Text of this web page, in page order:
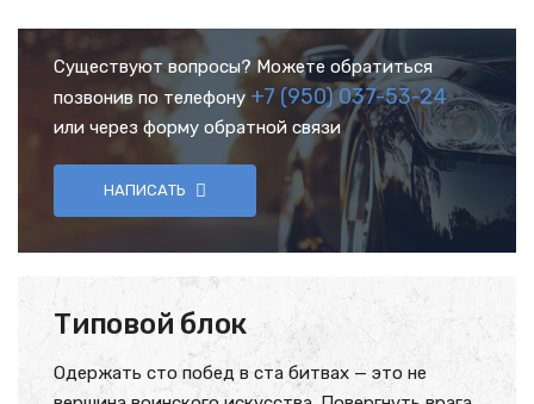
Существуют вопросы? Можете обратиться
позвонив по телефону +7 (950) 037-53-24
или через форму обратной связи
НАПИСАТЬ
Типовой блок
Одержать сто побед в ста битвах — это не